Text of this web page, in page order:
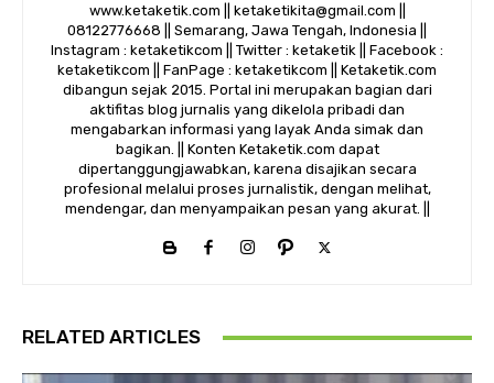
www.ketaketik.com || ketaketikita@gmail.com ||
08122776668 || Semarang, Jawa Tengah, Indonesia ||
Instagram : ketaketikcom || Twitter : ketaketik || Facebook :
ketaketikcom || FanPage : ketaketikcom || Ketaketik.com
dibangun sejak 2015. Portal ini merupakan bagian dari
aktifitas blog jurnalis yang dikelola pribadi dan
mengabarkan informasi yang layak Anda simak dan
bagikan. || Konten Ketaketik.com dapat
dipertanggungjawabkan, karena disajikan secara
profesional melalui proses jurnalistik, dengan melihat,
mendengar, dan menyampaikan pesan yang akurat. ||
RELATED ARTICLES